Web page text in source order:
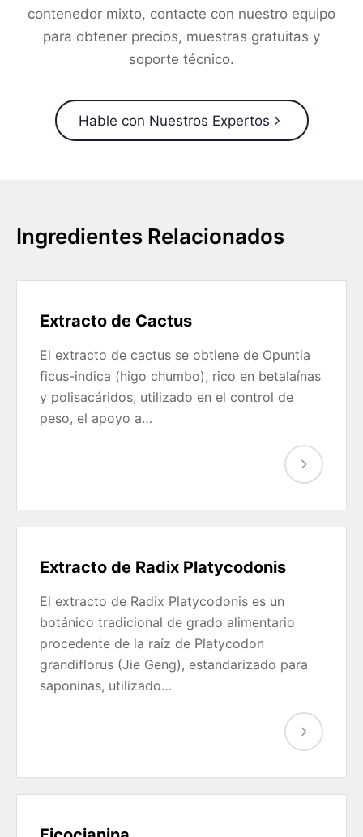
contenedor mixto, contacte con nuestro equipo
para obtener precios, muestras gratuitas y
soporte técnico.
Hable con Nuestros Expertos
Ingredientes Relacionados
Extracto de Cactus
El extracto de cactus se obtiene de Opuntia
ficus-indica (higo chumbo), rico en betalaínas
y polisacáridos, utilizado en el control de
peso, el apoyo a…
Extracto de Radix Platycodonis
El extracto de Radix Platycodonis es un
botánico tradicional de grado alimentario
procedente de la raíz de Platycodon
grandiflorus (Jie Geng), estandarizado para
saponinas, utilizado…